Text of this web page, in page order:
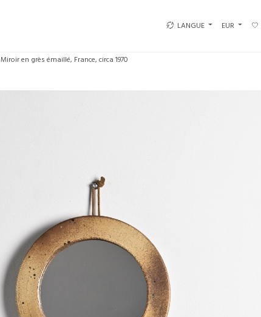
LANGUE EUR
Miroir en grès émaillé, France, circa 1970